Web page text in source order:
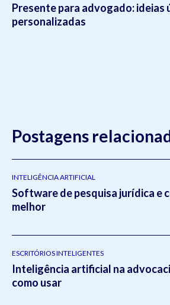
Presente para advogado: ideias
personalizadas
Postagens
INTELIGÊNCIA ARTIFICIAL
Software de pesquisa jurídica e
melhor
ESCRITÓRIOS INTELIGENTES
Inteligência artificial na
como usar